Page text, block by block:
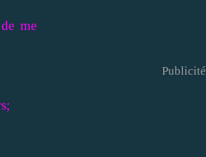
me
Publicité